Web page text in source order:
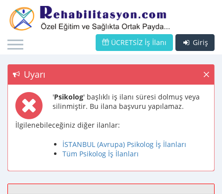
Giriş
ÜCRETSİZ İş İlanı
Uyarı
'Psikolog' başlıklı iş ilanı süresi dolmuş veya
silinmiştir. Bu ilana başvuru yapılamaz.
İlgilenebileceğiniz diğer ilanlar:
İSTANBUL (Avrupa) Psikolog İş İlanları
Tüm Psikolog İş İlanları